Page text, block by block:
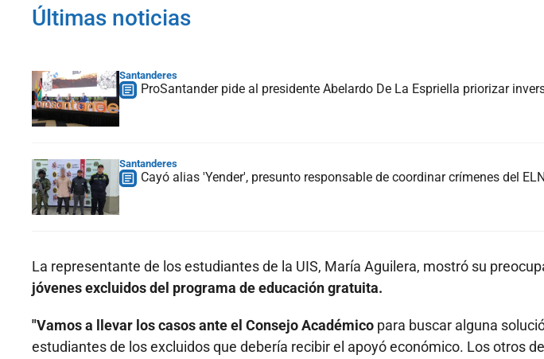
Últimas noticias
Santanderes
ProSantander pide al presidente Abelardo De La Espriella priorizar
Santanderes
Cayó alias 'Yender', presunto responsable de coordinar crímenes del
La representante de los estudiantes de la UIS, María Aguilera, mostró su
jóvenes excluidos del programa de educación gratuita.
"Vamos a llevar los casos ante el Consejo Académico para buscar alguna
estudiantes de los excluidos que debería recibir el apoyó económico. Los otros